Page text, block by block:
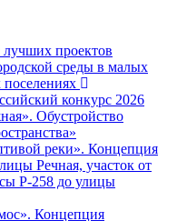
лучших проектов
среды в малых
поселениях
конкурс 2026
Обустройство
реки». Концепция
Речная, участок от
Р-258 до улицы
Концепция